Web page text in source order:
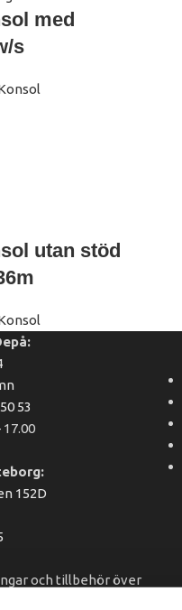
med
s
utan stöd
53
17.00
152D
och tillbehör över